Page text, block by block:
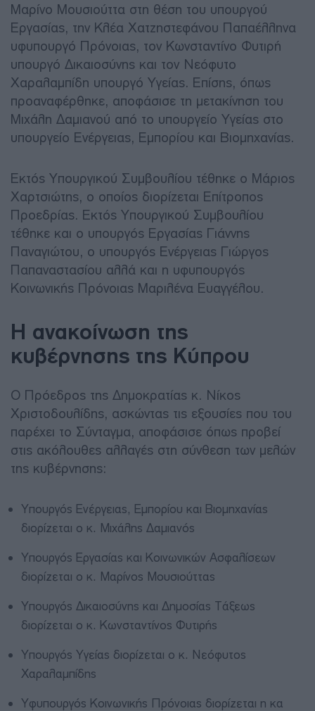
Μαρίνο Μουσιούττα στη θέση του υπουργού
Εργασίας, την Κλέα Χατζηστεφάνου Παπαέλληνα
υφυπουργό Πρόνοιας, τον Κωνσταντίνο Φυτιρή
υπουργό Δικαιοσύνης και τον Νεόφυτο
Χαραλαμπίδη υπουργό Υγείας. Επίσης, όπως
προαναφέρθηκε, αποφάσισε τη μετακίνηση του
Μιχάλη Δαμιανού από το υπουργείο Υγείας στο
υπουργείο Ενέργειας, Εμπορίου και Βιομηχανίας.
Εκτός Υπουργικού Συμβουλίου τέθηκε ο Μάριος
Χαρτσιώτης, ο οποίος διορίζεται Επίτροπος
Προεδρίας. Εκτός Υπουργικού Συμβουλίου
τέθηκε και ο υπουργός Εργασίας Γιάννης
Παναγιώτου, ο υπουργός Ενέργειας Γιώργος
Παπαναστασίου αλλά και η υφυπουργός
Κοινωνικής Πρόνοιας Μαριλένα Ευαγγέλου.
Η ανακοίνωση της
κυβέρνησης της Κύπρου
Ο Πρόεδρος της Δημοκρατίας κ. Νίκος
Χριστοδουλίδης, ασκώντας τις εξουσίες που του
παρέχει το Σύνταγμα, αποφάσισε όπως προβεί
στις ακόλουθες αλλαγές στη σύνθεση των μελών
της κυβέρνησης:
Υπουργός Ενέργειας, Εμπορίου και Βιομηχανίας
διορίζεται ο κ. Μιχάλης Δαμιανός
Υπουργός Εργασίας και Κοινωνικών Ασφαλίσεων
διορίζεται ο κ. Μαρίνος Μουσιούττας
Υπουργός Δικαιοσύνης και Δημοσίας Τάξεως
διορίζεται ο κ. Κωνσταντίνος Φυτιρής
Υπουργός Υγείας διορίζεται ο κ. Νεόφυτος
Χαραλαμπίδης
Υφυπουργός Κοινωνικής Πρόνοιας διορίζεται η κα